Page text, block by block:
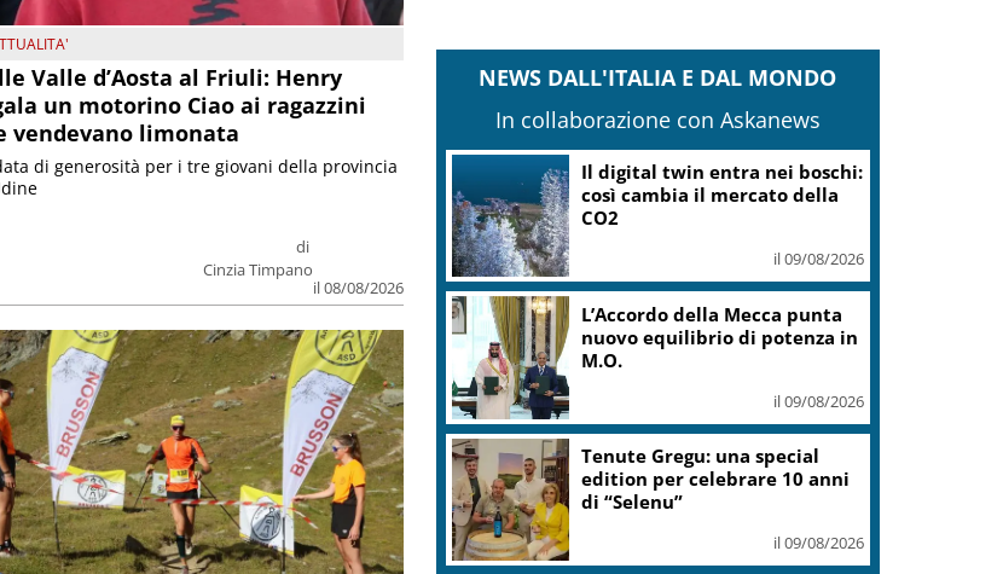
Valle d’Aosta al Friuli: Henry
un motorino Ciao ai ragazzini
vendevano limonata
di
Cinzia Timpano
il 08/08/2026
di generosità per i tre giovani della provincia
NEWS DALL'ITALIA E DAL MONDO
In collaborazione con Askanews
Il digital twin entra nei boschi:
così cambia il mercato della
CO2
il 09/08/2026
L’Accordo della Mecca punta
nuovo equilibrio di potenza in
M.O.
il 09/08/2026
Tenute Gregu: una special
edition per celebrare 10 anni
di “Selenu”
il 09/08/2026